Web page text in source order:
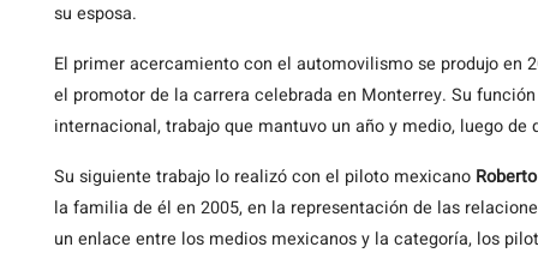
su esposa.
El primer acercamiento con el automovilismo se produjo en
el promotor de la carrera celebrada en Monterrey. Su
internacional, trabajo que mantuvo un año y medio, luego
Su siguiente trabajo lo realizó con el piloto mexicano
la familia de él en 2005, en la representación de las
un enlace entre los medios mexicanos y la categoría, los